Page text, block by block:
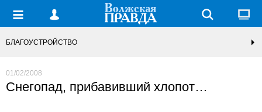
БЛАГОУСТРОЙСТВО
01/02/2008
Снегопад, прибавивший хлопот…